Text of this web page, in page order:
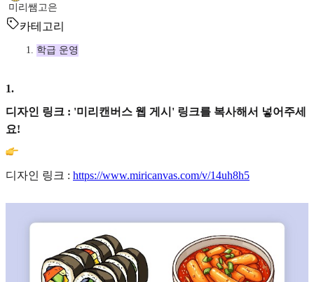
미리쌤고은
카테고리
학급 운영
1.
디자인 링크 : '미리캔버스 웹 게시' 링크를 복사해서 넣어주세
요!
디자인 링크 : https://www.miricanvas.com/v/14uh8h5